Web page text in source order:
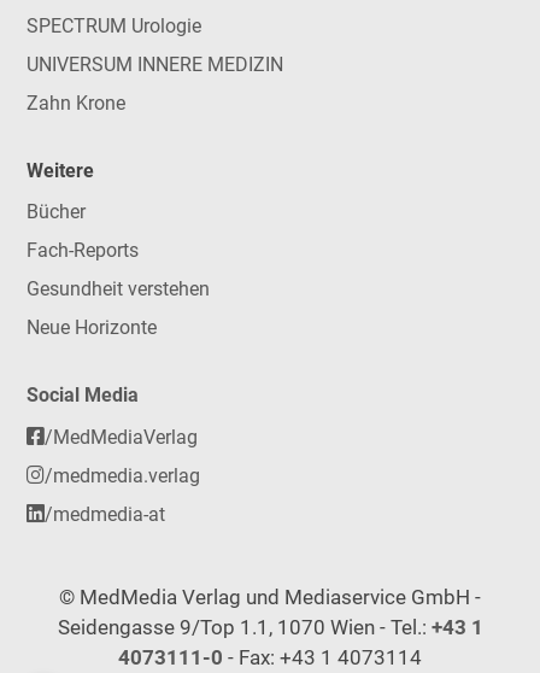
SPECTRUM Urologie
UNIVERSUM INNERE MEDIZIN
Zahn Krone
Weitere
Bücher
Fach-Reports
Gesundheit verstehen
Neue Horizonte
Social Media
/MedMediaVerlag
/medmedia.verlag
/medmedia-at
© MedMedia Verlag und Mediaservice GmbH -
Seidengasse 9/Top 1.1, 1070 Wien - Tel.: +43 1
4073111-0 - Fax: +43 1 4073114